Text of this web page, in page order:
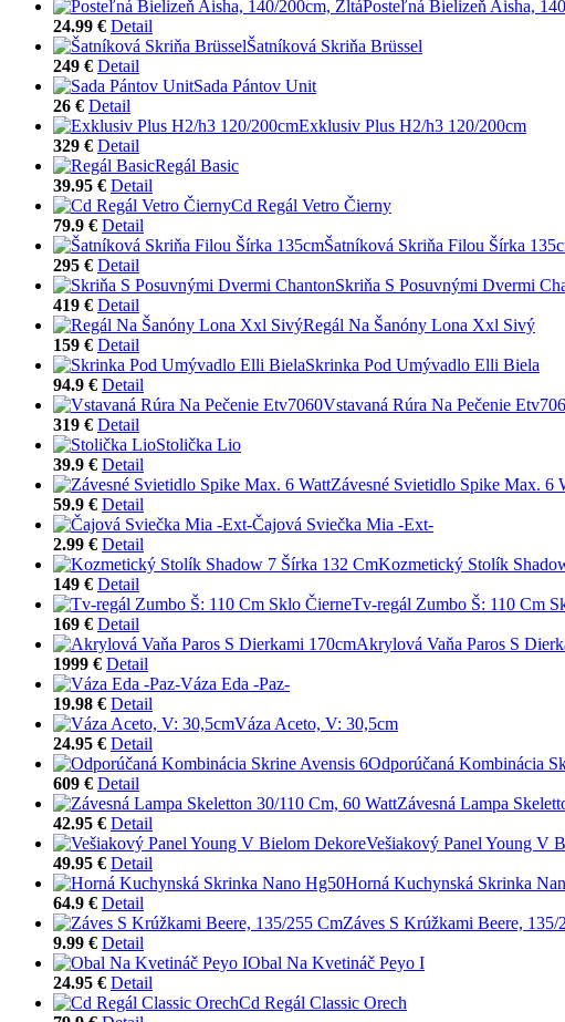
Posteľná Bielizeň Aisha,
24.99 € Detail
Šatníková Skriňa Brüssel
249 € Detail
Sada Pántov Unit
26 € Detail
Exklusiv Plus H2/h3 120/200cm
329 € Detail
Regál Basic
39.95 € Detail
Cd Regál Vetro Čierny
79.9 € Detail
Šatníková Skriňa Filou Šírka
295 € Detail
Skriňa S Posuvnými Dvermi
419 € Detail
Regál Na Šanóny Lona Xxl Sivý
159 € Detail
Skrinka Pod Umývadlo Elli Biela
94.9 € Detail
Vstavaná Rúra Na Pečenie
319 € Detail
Stolička Lio
39.9 € Detail
Závesné Svietidlo Spike Max. 6
59.9 € Detail
Čajová Sviečka Mia -Ext-
2.99 € Detail
Kozmetický Stolík
149 € Detail
Tv-regál Zumbo Š: 110 Cm
169 € Detail
Akrylová Vaňa Paros S
1999 € Detail
Váza Eda -Paz-
19.98 € Detail
Váza Aceto, V: 30,5cm
24.95 € Detail
Odporúčaná Kombinácia
609 € Detail
Závesná Lampa
42.95 € Detail
Vešiakový Panel Young V
49.95 € Detail
Horná Kuchynská Skrinka
64.9 € Detail
Záves S Krúžkami Beere, 135/
9.99 € Detail
Obal Na Kvetináč Peyo I
24.95 € Detail
Cd Regál Classic Orech